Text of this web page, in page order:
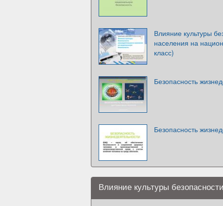
Влияние культуры
населения на
класс)
Безопасность
Безопасность
Влияние культуры